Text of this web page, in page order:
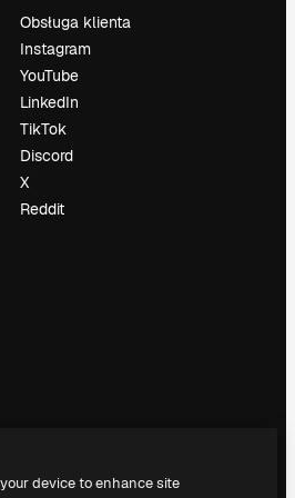
Obsługa klienta
Instagram
YouTube
LinkedIn
TikTok
Discord
X
Reddit
device to enhance site